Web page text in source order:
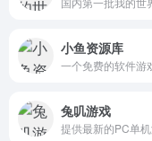
小鱼资源库
兔叽游戏